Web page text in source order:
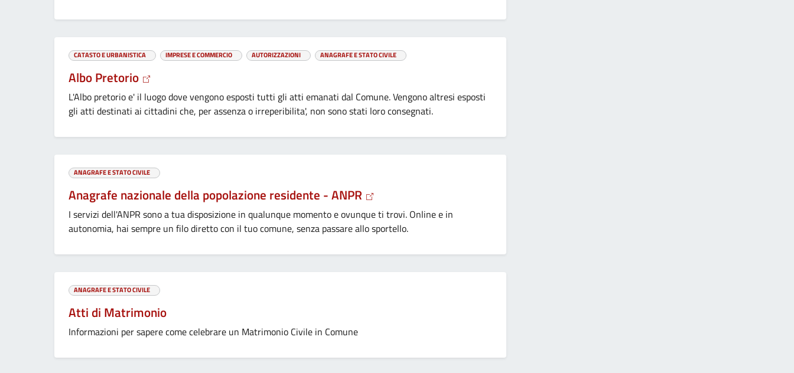
CATASTO E URBANISTICA IMPRESE E COMMERCIO AUTORIZZAZIONI ANAGRAFE E STATO CIVILE
Albo Pretorio
L'Albo pretorio e' il luogo dove vengono esposti tutti gli atti emanati dal Comune. Vengono altresi esposti
gli atti destinati ai cittadini che, per assenza o irreperibilita', non sono stati loro consegnati.
ANAGRAFE E STATO CIVILE
Anagrafe nazionale della popolazione residente - ANPR
I servizi dell'ANPR sono a tua disposizione in qualunque momento e ovunque ti trovi. Online e in
autonomia, hai sempre un filo diretto con il tuo comune, senza passare allo sportello.
ANAGRAFE E STATO CIVILE
Atti di Matrimonio
Informazioni per sapere come celebrare un Matrimonio Civile in Comune